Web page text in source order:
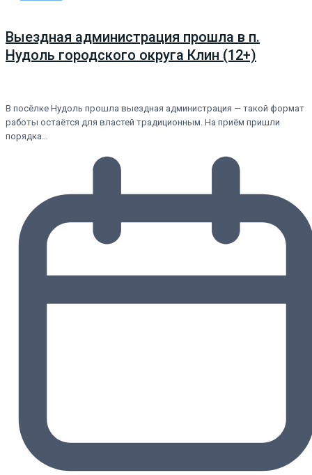
Выездная администрация прошла в п.
Нудоль городского округа Клин (12+)
В посёлке Нудоль прошла выездная администрация — такой формат
работы остаётся для властей традиционным. На приём пришли
порядка…